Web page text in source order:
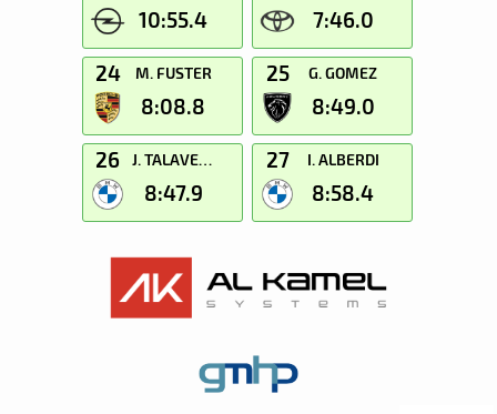
10:55.4 7:46.0
24 M. FUSTER
8:08.8
25 G. GOMEZ
8:49.0
26 J. TALAVERA
8:47.9
27 I. ALBERDI
8:58.4